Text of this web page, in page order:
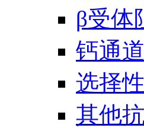
β受体
钙通
选择
其他